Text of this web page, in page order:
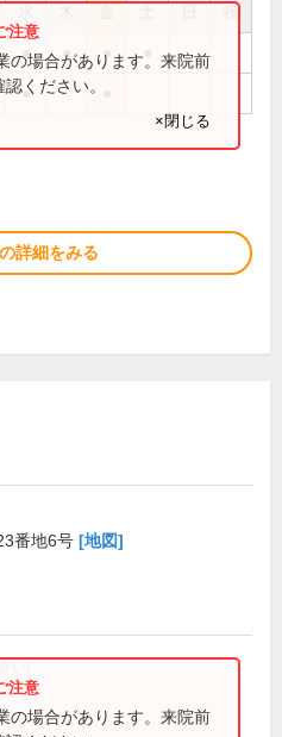
祝
● ● ●
●
の場合があります。来院前
ください。
×閉じる
詳細をみる
番地6号 [地図]
い)
の場合があります。来院前